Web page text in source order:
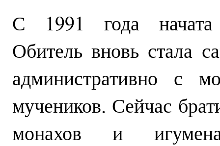
С 1991 года начата
Обитель вновь стала
административно с
мучеников. Сейчас
монахов и